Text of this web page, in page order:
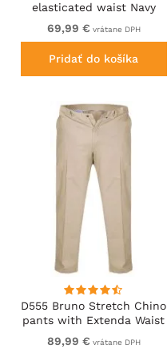
elasticated waist Navy
69,99 € vrátane DPH
Pridať do košíka
D555 Bruno Stretch Chino
pants with Extenda Waist
Beige
89,99 € vrátane DPH